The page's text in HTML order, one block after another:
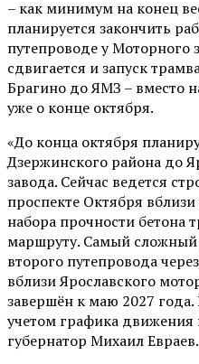
– как минимум на конец
планируется закончить
путепроводе у Моторного
сдвигается и запуск
Брагино до ЯМЗ – вместо
уже о конце октября.
«До конца октября
Дзержинского района до
завода. Сейчас ведется
проспекте Октября
набора прочности бетона
маршруту. Самый сложный
второго путепровода
вблизи Ярославского
завершён к маю 2027 года.
учетом графика движения
губернатор Михаил Евраев.